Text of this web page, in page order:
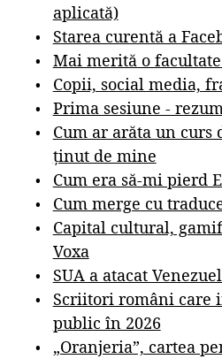
aplicată)
Starea curentă a
Mai merită o
Copii, social media,
Prima sesiune -
Cum ar arăta un curs
ținut de mine
Cum era să-mi pierd
Cum merge cu
Capital cultural,
Voxa
SUA a atacat
Scriitori români care
public în 2026
„Oranjeria”, cartea